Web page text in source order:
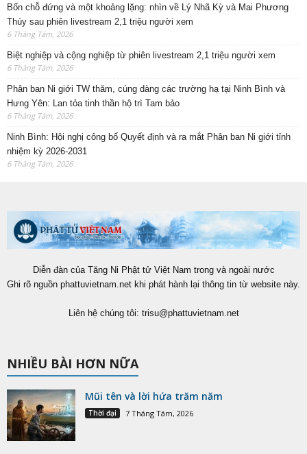
Bốn chỗ đứng và một khoảng lặng: nhìn về Lý Nhã Kỳ và Mai Phương
Thúy sau phiên livestream 2,1 triệu người xem
6 Tháng Tám, 2026
Biệt nghiệp và cộng nghiệp từ phiên livestream 2,1 triệu người xem
6 Tháng Tám, 2026
Phân ban Ni giới TW thăm, cúng dàng các trường hạ tại Ninh Bình và
Hưng Yên: Lan tỏa tinh thần hộ trì Tam bảo
6 Tháng Tám, 2026
Ninh Bình: Hội nghị công bố Quyết định và ra mắt Phân ban Ni giới tỉnh
nhiệm kỳ 2026-2031
6 Tháng Tám, 2026
Diễn đàn của Tăng Ni Phật tử Việt Nam trong và ngoài nước
Ghi rõ nguồn phattuvietnam.net khi phát hành lại thông tin từ website này.
Liên hệ chúng tôi: trisu@phattuvietnam.net
NHIỀU BÀI HƠN NỮA
Mũi tên và lời hứa trăm năm
Thời đại 7 Tháng Tám, 2026